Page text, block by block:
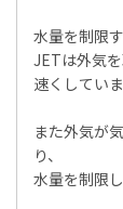
水量を制限
JETは外気
速くしていま
また外気が
り、
水量を制限